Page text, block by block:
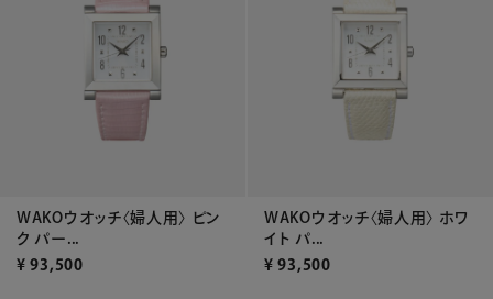
WAKOウオッチ〈婦人用〉 ピン
ク パー...
¥ 93,500
WAKOウオッチ〈婦人用〉 ホワ
イト パ...
¥ 93,500